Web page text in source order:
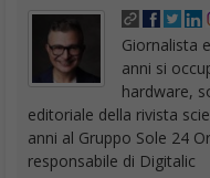
Giornalista
anni si
hardware,
editoriale della rivista
anni al Gruppo Sole 24
responsabile di Digitalic